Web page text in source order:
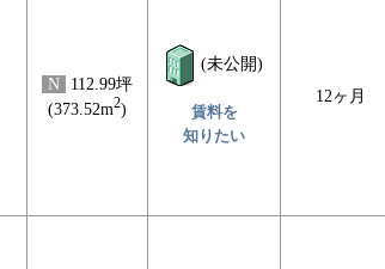
N
112.99坪
(373.52m2)
(未公開)
賃料を
知りたい
12ヶ月